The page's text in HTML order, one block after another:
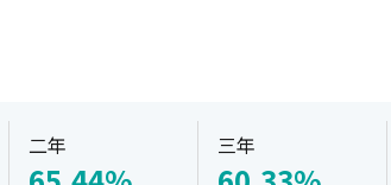
二年 三年